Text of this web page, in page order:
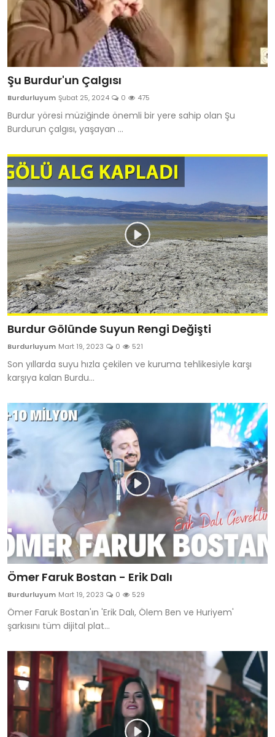
Şu Burdur'un Çalgısı
Burdurluyum Şubat 25, 2024 0 475
Burdur yöresi müziğinde önemli bir yere sahip olan Şu
Burdurun çalgısı, yaşayan ...
Burdur Gölünde Suyun Rengi Değişti
Burdurluyum Mart 19, 2023 0 521
Son yıllarda suyu hızla çekilen ve kuruma tehlikesiyle karşı
karşıya kalan Burdu...
Ömer Faruk Bostan - Erik Dalı
Burdurluyum Mart 19, 2023 0 529
Ömer Faruk Bostan'ın 'Erik Dalı, Ölem Ben ve Huriyem'
şarkısını tüm dijital plat...